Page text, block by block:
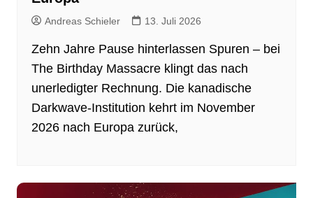
Andreas Schieler 13. Juli 2026
Zehn Jahre Pause hinterlassen Spuren – bei
The Birthday Massacre klingt das nach
unerledigter Rechnung. Die kanadische
Darkwave-Institution kehrt im November
2026 nach Europa zurück,